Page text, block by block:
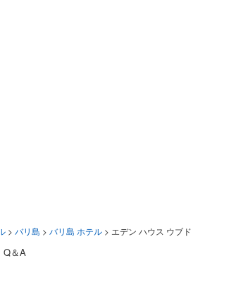
> バリ島 > バリ島 ホテル > エデン ハウス ウブド
Q＆A